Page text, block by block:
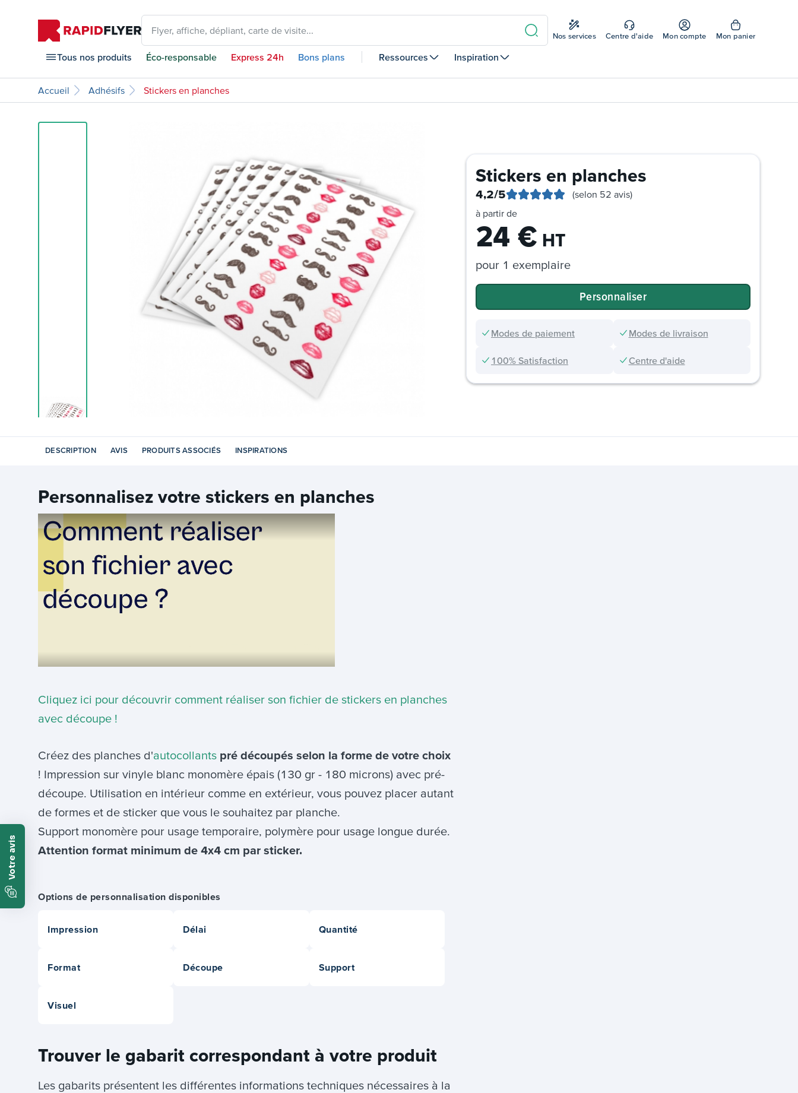
Flyer, affiche, dépliant, carte de visite...
Nos services Centre d'aide Mon compte Mon panier
Tous nos produits Éco-responsable Express 24h Bons plans Ressources Inspiration
Accueil Adhésifs Stickers en planches
DESCRIPTION AVIS PRODUITS ASSOCIÉS INSPIRATIONS
Stickers en planches
4,2/5
(selon 52 avis)
à partir de
24€
pour 1 exemplaire
Modes de paiement Modes de livraison
100% Satisfaction Centre d'aide
Personnalisez votre stickers en planches
Cliquez ici pour découvrir comment réaliser son fichier de stickers en planches
avec découpe !
Créez des planches d'autocollants pré découpés selon la forme de votre choix
! Impression sur vinyle blanc monomère épais (130 gr - 180 microns) avec pré-
découpe. Utilisation en intérieur comme en extérieur, vous pouvez placer autant
de formes et de sticker que vous le souhaitez par planche.
Support monomère pour usage temporaire, polymère pour usage longue durée.
Attention format minimum de 4x4 cm par sticker.
Options de personnalisation disponibles
Impression Délai Quantité
Format Découpe Support
Visuel
Trouver le gabarit correspondant à votre produit
Les gabarits présentent les différentes informations techniques nécessaires à la